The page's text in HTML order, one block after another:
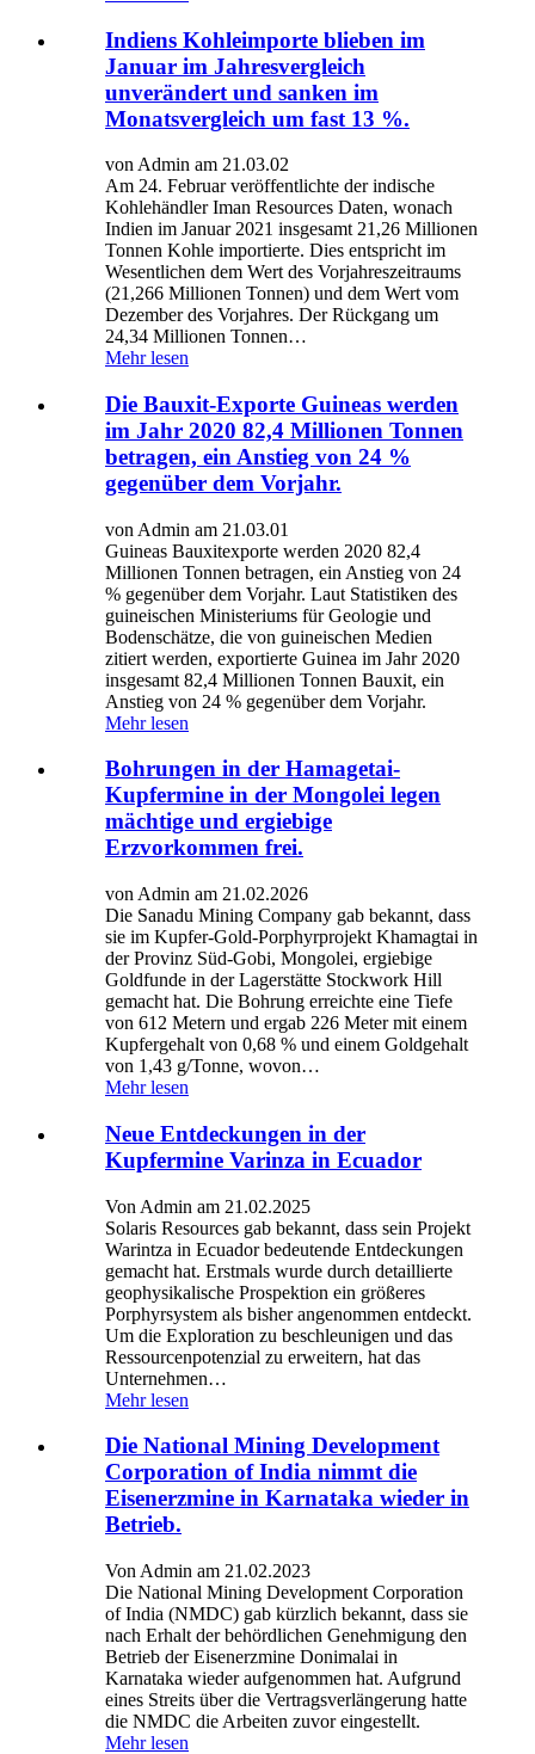
Indiens Kohleimporte blieben im
Januar im Jahresvergleich
unverändert und sanken im
Monatsvergleich um fast 13 %.
von Admin am 21.03.02
Am 24. Februar veröffentlichte der indische
Kohlehändler Iman Resources Daten, wonach
Indien im Januar 2021 insgesamt 21,26 Millionen
Tonnen Kohle importierte. Dies entspricht im
Wesentlichen dem Wert des Vorjahreszeitraums
(21,266 Millionen Tonnen) und dem Wert vom
Dezember des Vorjahres. Der Rückgang um
24,34 Millionen Tonnen…
Mehr lesen
Die Bauxit-Exporte Guineas werden
im Jahr 2020 82,4 Millionen Tonnen
betragen, ein Anstieg von 24 %
gegenüber dem Vorjahr.
von Admin am 21.03.01
Guineas Bauxitexporte werden 2020 82,4
Millionen Tonnen betragen, ein Anstieg von 24
% gegenüber dem Vorjahr. Laut Statistiken des
guineischen Ministeriums für Geologie und
Bodenschätze, die von guineischen Medien
zitiert werden, exportierte Guinea im Jahr 2020
insgesamt 82,4 Millionen Tonnen Bauxit, ein
Anstieg von 24 % gegenüber dem Vorjahr.
Mehr lesen
Bohrungen in der Hamagetai-
Kupfermine in der Mongolei legen
mächtige und ergiebige
Erzvorkommen frei.
von Admin am 21.02.2026
Die Sanadu Mining Company gab bekannt, dass
sie im Kupfer-Gold-Porphyrprojekt Khamagtai in
der Provinz Süd-Gobi, Mongolei, ergiebige
Goldfunde in der Lagerstätte Stockwork Hill
gemacht hat. Die Bohrung erreichte eine Tiefe
von 612 Metern und ergab 226 Meter mit einem
Kupfergehalt von 0,68 % und einem Goldgehalt
von 1,43 g/Tonne, wovon…
Mehr lesen
Neue Entdeckungen in der
Kupfermine Varinza in Ecuador
Von Admin am 21.02.2025
Solaris Resources gab bekannt, dass sein Projekt
Warintza in Ecuador bedeutende Entdeckungen
gemacht hat. Erstmals wurde durch detaillierte
geophysikalische Prospektion ein größeres
Porphyrsystem als bisher angenommen entdeckt.
Um die Exploration zu beschleunigen und das
Ressourcenpotenzial zu erweitern, hat das
Unternehmen…
Mehr lesen
Die National Mining Development
Corporation of India nimmt die
Eisenerzmine in Karnataka wieder in
Betrieb.
Von Admin am 21.02.2023
Die National Mining Development Corporation
of India (NMDC) gab kürzlich bekannt, dass sie
nach Erhalt der behördlichen Genehmigung den
Betrieb der Eisenerzmine Donimalai in
Karnataka wieder aufgenommen hat. Aufgrund
eines Streits über die Vertragsverlängerung hatte
die NMDC die Arbeiten zuvor eingestellt.
Mehr lesen